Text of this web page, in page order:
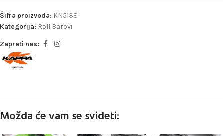
Šifra proizvoda: KN5138
Kategorija: Roll Barovi
Zaprati nas:
Možda će vam se svideti: